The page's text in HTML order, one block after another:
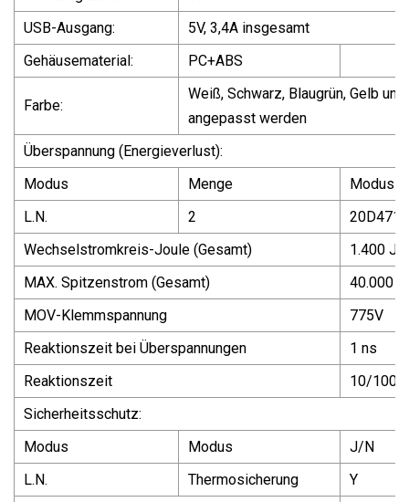
USB-Ausgang:
5V, 3,4A insgesamt
Gehäusematerial:
PC+ABS
Farbe:
Weiß, Schwarz, Blaugrün, Gelb
angepasst werden
Überspannung (Energieverlust):
Modus
Menge
Modus
L.N.
2
20D471K
Wechselstromkreis-Joule (Gesamt)
1.400
MAX. Spitzenstrom (Gesamt)
40.000 A
MOV-Klemmspannung
775V
Reaktionszeit bei Überspannungen
1 ns
Reaktionszeit
10/
Sicherheitsschutz:
Modus
Modus
J/N
L.N.
Thermosicherung
Y